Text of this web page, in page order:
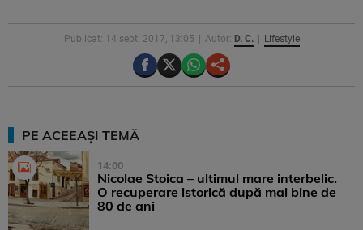
Publicat: 14 sept. 2017, 13:05 Autor: D. C. Lifestyle
PE ACEEAȘI TEMĂ
14:00
Nicolae Stoica – ultimul mare interbelic.
O recuperare istorică după mai bine de
80 de ani